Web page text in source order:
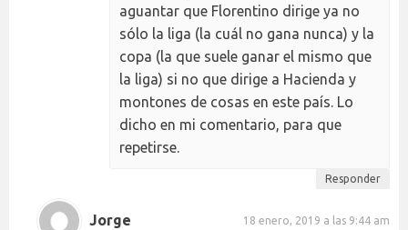
aguantar que Florentino dirige ya no
sólo la liga (la cuál no gana nunca) y la
copa (la que suele ganar el mismo que
la liga) si no que dirige a Hacienda y
montones de cosas en este país. Lo
dicho en mi comentario, para que
repetirse.
Responder
Jorge 18 enero, 2019 a las 9:44 am